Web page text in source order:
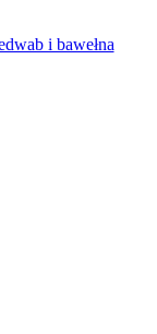
i bawełna